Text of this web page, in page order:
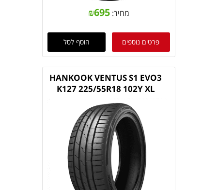
מחיר: ₪695
פרטים נוספים הוסף לסל
HANKOOK VENTUS S1 EVO3
K127 225/55R18 102Y XL